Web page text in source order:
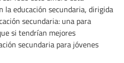
la educación secundaria, dirigida
secundaria: una para
si tendrían mejores
secundaria para jóvenes